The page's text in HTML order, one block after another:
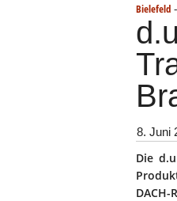
Bielefeld -
8. Juni
Die
DACH-